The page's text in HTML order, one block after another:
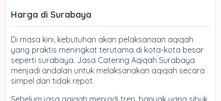
Harga di Surabaya
Di masa kini, kebutuhan akan pelaksanaan aqiqah
yang praktis meningkat terutama di kota-kota besar
seperti surabaya. Jasa Catering Aqiqah Surabaya
menjadi andalan untuk melaksanakan aqiqah secara
simpel dan tidak repot.
Sebelum jasa aqiqah menjadi tren, banyak yang sibuk